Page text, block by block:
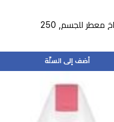
أضف إلى السلّة